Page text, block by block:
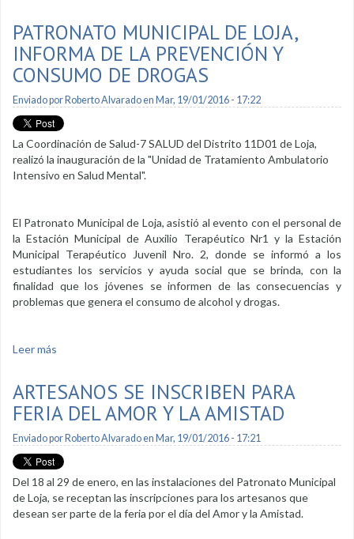
PATRONATO MUNICIPAL DE LOJA,
INFORMA DE LA PREVENCIÓN Y
CONSUMO DE DROGAS
Enviado por Roberto Alvaradoen Mar, 19/01/2016 - 17:22
La Coordinación de Salud-7 SALUD del Distrito 11D01 de Loja,
realizó la inauguración de la "Unidad de Tratamiento Ambulatorio
Intensivo en Salud Mental".
El Patronato Municipal de Loja, asistió al evento con el personal de
la Estación Municipal de Auxilio Terapéutico Nr1 y la Estación
Municipal Terapéutico Juvenil Nro. 2, donde se informó a los
estudiantes los servicios y ayuda social que se brinda, con la
finalidad que los jóvenes se informen de las consecuencias y
problemas que genera el consumo de alcohol y drogas.
Leer más
ARTESANOS SE INSCRIBEN PARA
FERIA DEL AMOR Y LA AMISTAD
Enviado por Roberto Alvaradoen Mar, 19/01/2016 - 17:21
Del 18 al 29 de enero, en las instalaciones del Patronato Municipal
de Loja, se receptan las inscripciones para los artesanos que
desean ser parte de la feria por el día del Amor y la Amistad.